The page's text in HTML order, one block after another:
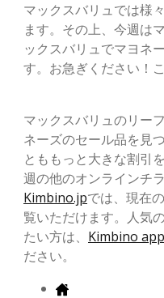
マックスバリュでは様
ます。その上、今週は
ックスバリュでマヨネ
す。お急ぎください！
マックスバリュのリー
ネーズのセール品を見
とももっと大きな割引
週の他のオンラインチ
Kimbino.jpでは、現在
覧いただけます。人気
たい方は、 Kimbino app
ださい。